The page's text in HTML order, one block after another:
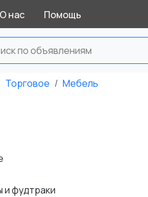
О нас Помощь
Торговое Мебель
и фудтраки